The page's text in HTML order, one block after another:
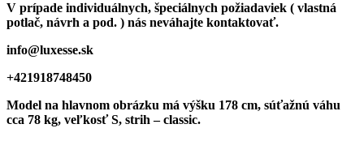
V prípade individuálnych, špeciálnych požiadaviek ( vlastná
potlač, návrh a pod. ) nás neváhajte kontaktovať.
info@luxesse.sk
+421918748450
Model na hlavnom obrázku má výšku 178 cm, súťažnú váhu
cca 78 kg, veľkosť S, strih – classic.